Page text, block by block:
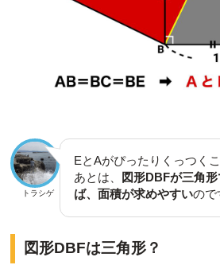
トラシゲ
EとAがぴったりくっつく
あとは、
図形DBFが三角
ば、面積が求めやすいの
図形DBFは三角形？